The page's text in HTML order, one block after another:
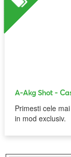
A-Akg Shot-
Primesti cele
in mod exclusiv.